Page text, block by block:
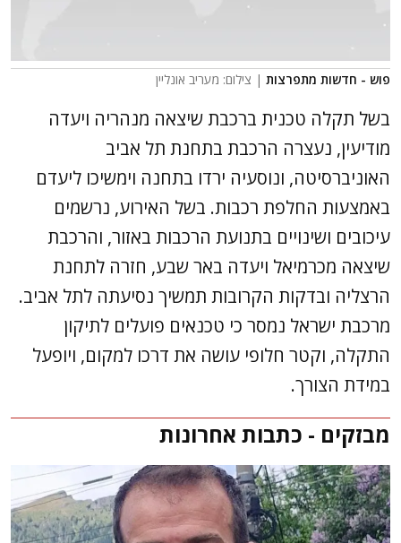
פוש - חדשות מתפרצות | צילום: מעריב אונליין
בשל תקלה טכנית ברכבת שיצאה מנהריה ויעדה
מודיעין, נעצרה הרכבת בתחנת תל אביב
האוניברסיטה, ונוסעיה ירדו בתחנה וימשיכו ליעדם
באמצעות החלפת רכבות. בשל האירוע, נרשמים
עיכובים ושינויים בתנועת הרכבות באזור, והרכבת
שיצאה מכרמיאל ויעדה באר שבע, חזרה לתחנת
הרצליה ובדקות הקרובות תמשיך נסיעתה לתל אביב.
מרכבת ישראל נמסר כי טכנאים פועלים לתיקון
התקלה, וקטר חלופי עושה את דרכו למקום, ויופעל
במידת הצורך.
מבזקים - כתבות אחרונות